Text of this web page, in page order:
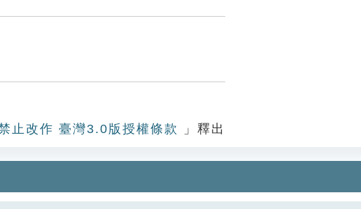
止改作 臺灣3.0版授權條款 」釋出